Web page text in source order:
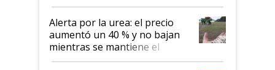
Alerta por la urea: el precio
aumentó un 40 % y no bajan
mientras se mantiene el
conflicto en Medio Oriente